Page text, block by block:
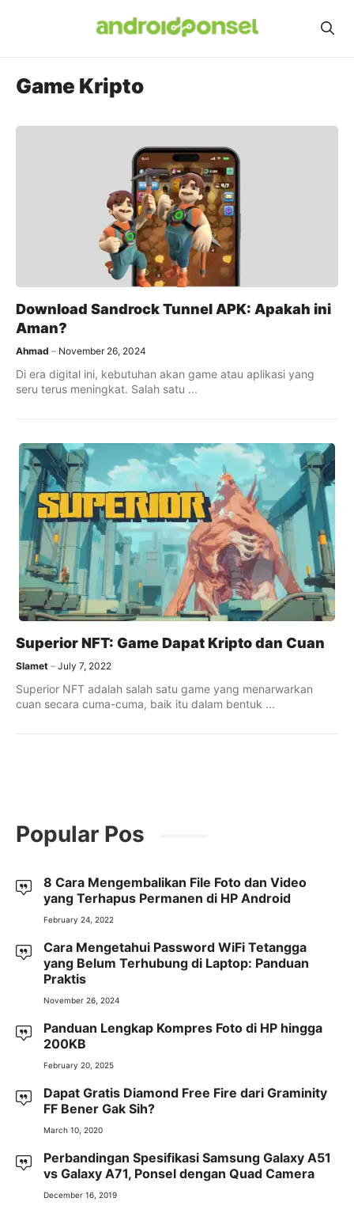
Game Kripto
Download Sandrock Tunnel APK: Apakah ini
Aman?
Ahmad November 26, 2024
Di era digital ini, kebutuhan akan game atau aplikasi yang
seru terus meningkat. Salah satu ...
Superior NFT: Game Dapat Kripto dan Cuan
Slamet July 7, 2022
Superior NFT adalah salah satu game yang menarwarkan
cuan secara cuma-cuma, baik itu dalam bentuk ...
Popular Pos
8 Cara Mengembalikan File Foto dan Video
yang Terhapus Permanen di HP Android
February 24, 2022
Cara Mengetahui Password WiFi Tetangga
yang Belum Terhubung di Laptop: Panduan
Praktis
November 26, 2024
Panduan Lengkap Kompres Foto di HP hingga
200KB
February 20, 2025
Dapat Gratis Diamond Free Fire dari Graminity
FF Bener Gak Sih?
March 10, 2020
Perbandingan Spesifikasi Samsung Galaxy A51
vs Galaxy A71, Ponsel dengan Quad Camera
December 16, 2019